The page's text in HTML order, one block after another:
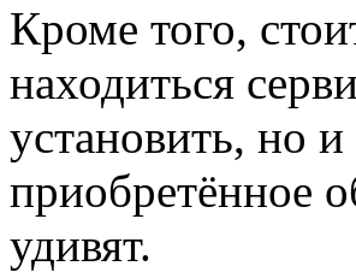
Кроме того,
находиться
установить, но
приобретённое
удивят.